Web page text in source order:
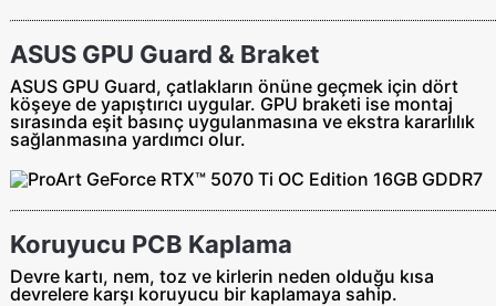
ASUS GPU Guard & Braket
ASUS GPU Guard, çatlakların önüne geçmek için dört
köşeye de yapıştırıcı uygular. GPU braketi ise montaj
sırasında eşit basınç uygulanmasına ve ekstra kararlılık
sağlanmasına yardımcı olur.
Koruyucu PCB Kaplama
Devre kartı, nem, toz ve kirlerin neden olduğu kısa
devrelere karşı koruyucu bir kaplamaya sahip.